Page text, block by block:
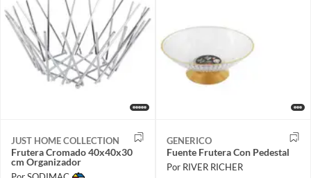
JUST HOME COLLECTION
Frutera Cromado 40x40x30
cm Organizador
GENERICO
Fuente Frutera Con Pedestal
Por RIVER RICHER